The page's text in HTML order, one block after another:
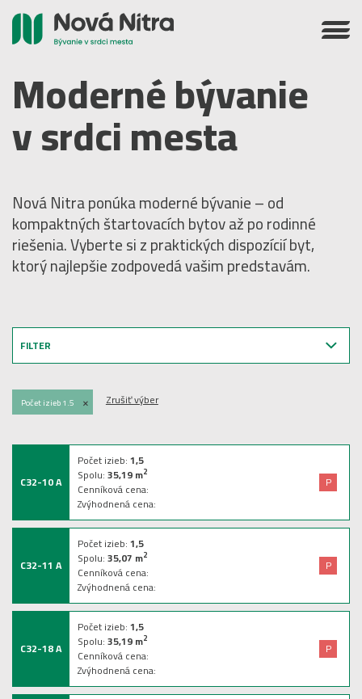
Moderné bývanie
v srdci mesta
Nová Nitra ponúka moderné bývanie – od
kompaktných štartovacích bytov až po rodinné
riešenia. Vyberte si z praktických dispozícií byt,
ktorý najlepšie zodpovedá vašim predstavám.
FILTER
Počet izieb 1.5 + Zrušiť výber
C32-10 A
Počet izieb:1,5
Spolu:35,19m2
Cenníková cena:
Zvýhodnená cena:
P
C32-11 A
Počet izieb:1,5
Spolu:35,07 m2
Cenníková cena:
Zvýhodnená cena:
P
C32-18 A
Počet izieb:1,5
Spolu:35,19m2
Cenníková cena:
Zvýhodnená cena:
P